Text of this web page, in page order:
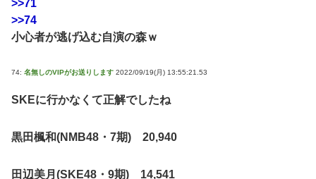
>>71
>>74
小心者が逃げ込む自演の森ｗ
74: 名無しのVIPがお送りします 2022/09/19(月) 13:55:21.53
SKEに行かなくて正解でしたね
黒田楓和(NMB48・7期) 20,940
田辺美月(SKE48・9期) 14,541